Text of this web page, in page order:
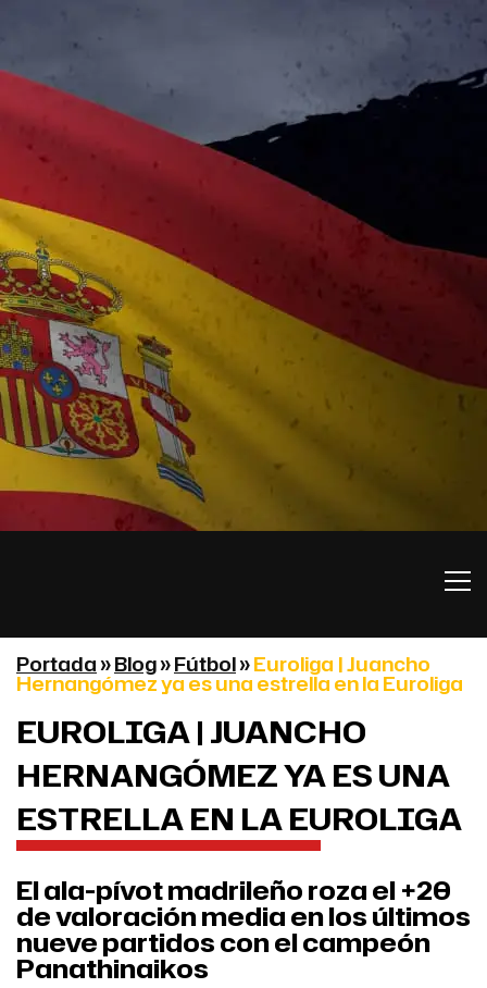
Portada»Blog»Fútbol»Euroliga | Juancho
Hernangómez ya es una estrella en la Euroliga
EUROLIGA | JUANCHO
HERNANGÓMEZ YA ES UNA
ESTRELLA EN LA EUROLIGA
El ala-pívot madrileño roza el +20
de valoración media en los últimos
nueve partidos con el campeón
Panathinaikos